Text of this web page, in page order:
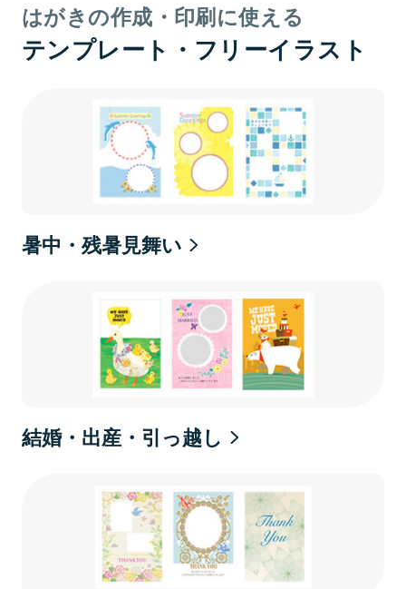
はがきの作成・印刷に使える
テンプレート・フリーイラスト
暑中・残暑見舞い
結婚・出産・引っ越し